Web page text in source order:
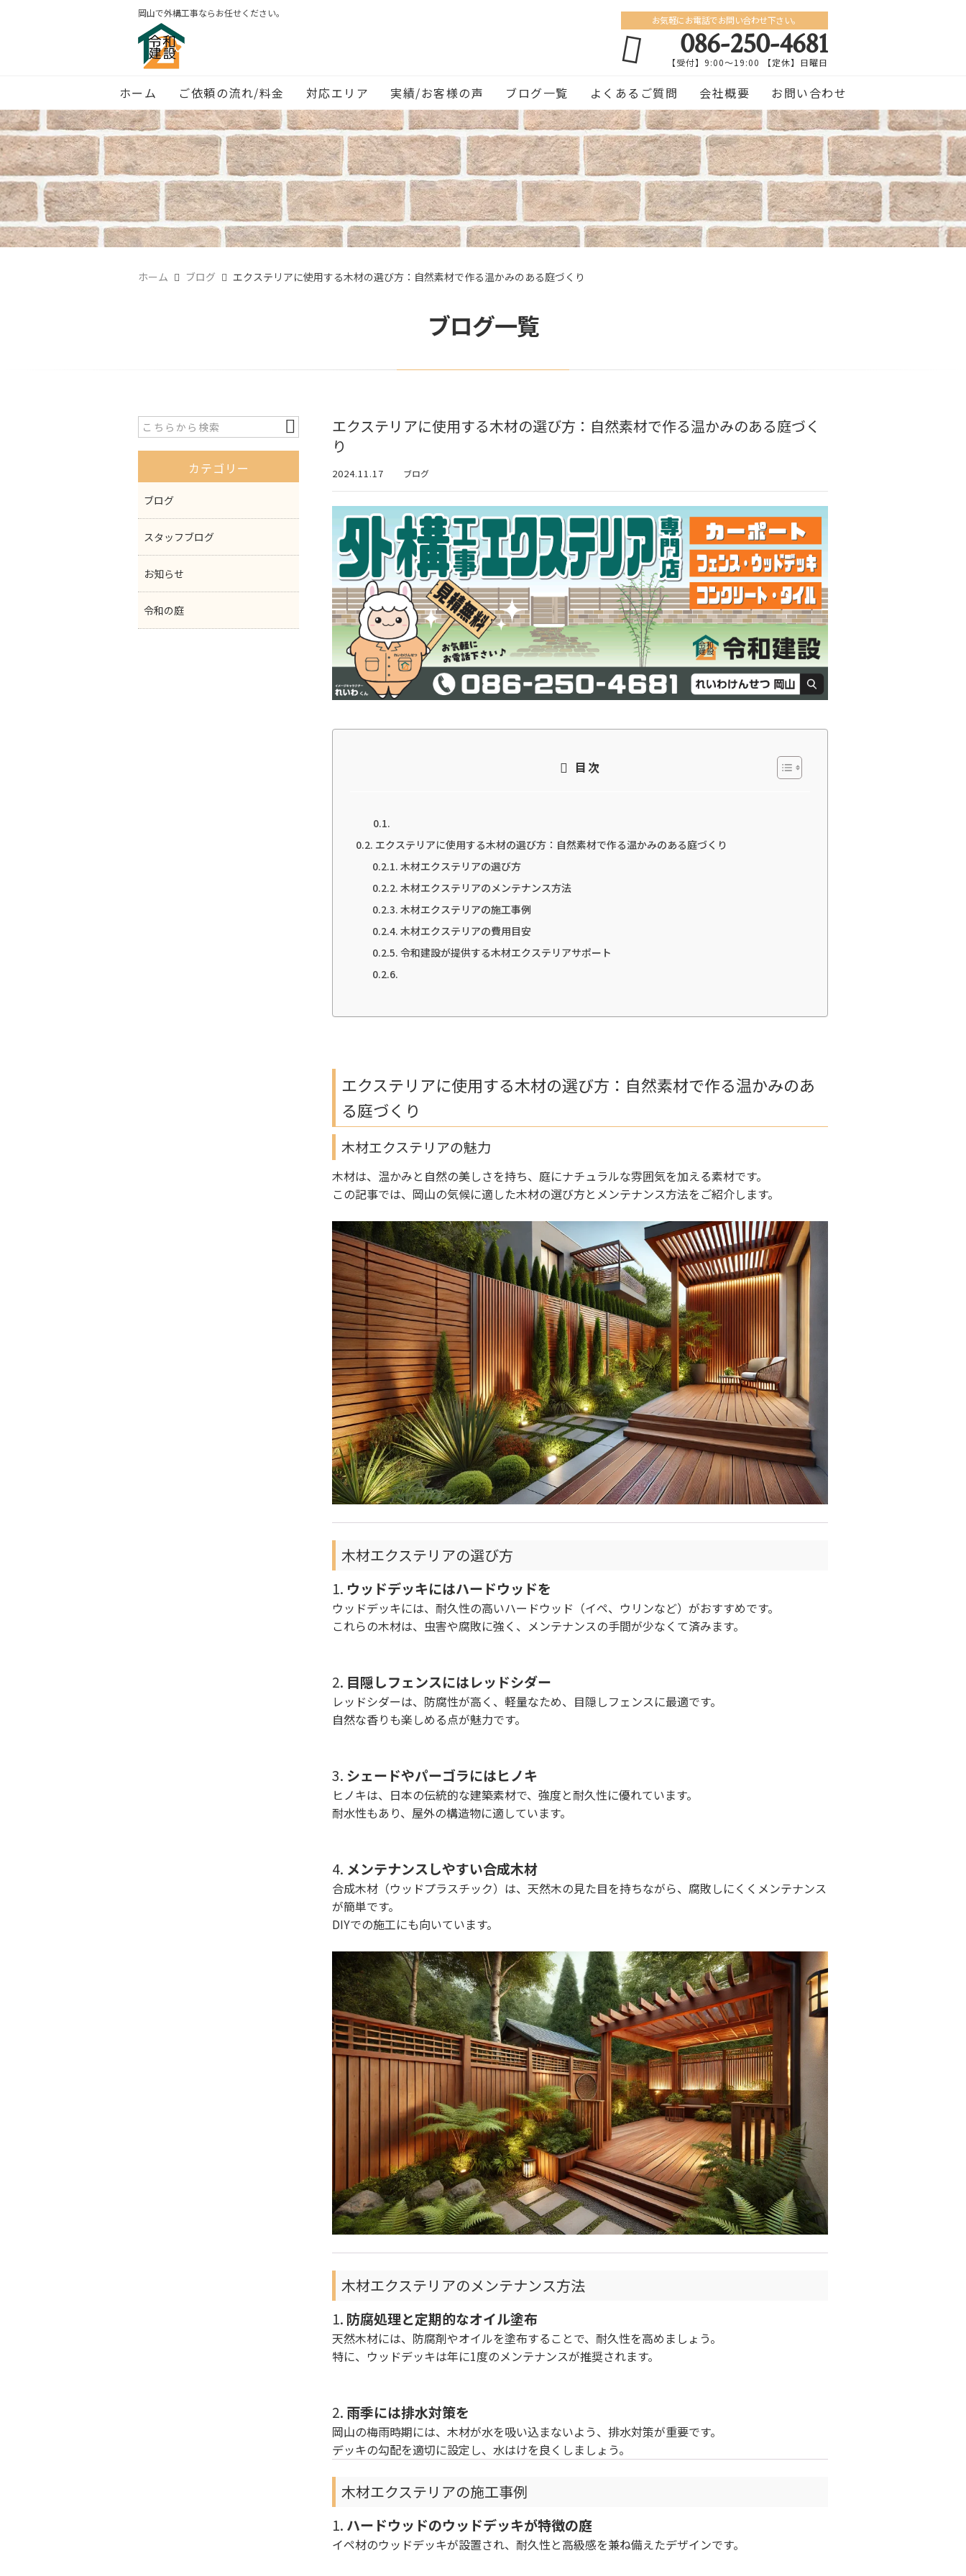
岡山で外構工事ならお任せください。
お気軽にお電話でお問い合わせ下さい。
086-250-4681
【受付】9:00〜19:00 【定休】日曜日
ホーム ご依頼の流れ/料金 対応エリア 実績/お客様の声 ブログ一覧 よくあるご質問 会社概要 お問い合わせ
ホーム ブログ エクステリアに使用する木材の選び方：自然素材で作る温かみのある庭づくり
ブログ一覧
エクステリアに使用する木材の選び方：自然素材で作る温かみのある庭づく
り
2024.11.17 ブログ
目次
エクステリアに使用する木材の選び方：自然素材で作る温かみのある庭づくり
木材エクステリアの選び方
木材エクステリアのメンテナンス方法
木材エクステリアの施工事例
木材エクステリアの費用目安
令和建設が提供する木材エクステリアサポート
エクステリアに使用する木材の選び方：自然素材で作る温かみのあ
る庭づくり
木材エクステリアの魅力
木材は、温かみと自然の美しさを持ち、庭にナチュラルな雰囲気を加える素材です。
この記事では、岡山の気候に適した木材の選び方とメンテナンス方法をご紹介します。
木材エクステリアの選び方
1. ウッドデッキにはハードウッドを
ウッドデッキには、耐久性の高いハードウッド（イペ、ウリンなど）がおすすめです。
これらの木材は、虫害や腐敗に強く、メンテナンスの手間が少なくて済みます。
2. 目隠しフェンスにはレッドシダー
レッドシダーは、防腐性が高く、軽量なため、目隠しフェンスに最適です。
自然な香りも楽しめる点が魅力です。
3. シェードやパーゴラにはヒノキ
ヒノキは、日本の伝統的な建築素材で、強度と耐久性に優れています。
耐水性もあり、屋外の構造物に適しています。
4. メンテナンスしやすい合成木材
合成木材（ウッドプラスチック）は、天然木の見た目を持ちながら、腐敗しにくくメンテナンス
が簡単です。
DIYでの施工にも向いています。
木材エクステリアのメンテナンス方法
1. 防腐処理と定期的なオイル塗布
天然木材には、防腐剤やオイルを塗布することで、耐久性を高めましょう。
特に、ウッドデッキは年に1度のメンテナンスが推奨されます。
2. 雨季には排水対策を
岡山の梅雨時期には、木材が水を吸い込まないよう、排水対策が重要です。
デッキの勾配を適切に設定し、水はけを良くしましょう。
木材エクステリアの施工事例
1. ハードウッドのウッドデッキが特徴の庭
イペ材のウッドデッキが設置され、耐久性と高級感を兼ね備えたデザインです。
カテゴリー
ブログ
スタッフブログ
お知らせ
令和の庭